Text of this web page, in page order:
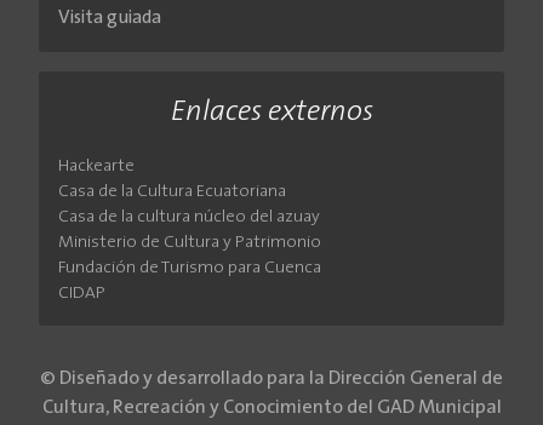
Visita guiada
Enlaces externos
Hackearte
Casa de la Cultura Ecuatoriana
Casa de la cultura núcleo del azuay
Ministerio de Cultura y Patrimonio
Fundación de Turismo para Cuenca
CIDAP
© Diseñado y desarrollado para la Dirección General de
Cultura, Recreación y Conocimiento del GAD Municipal